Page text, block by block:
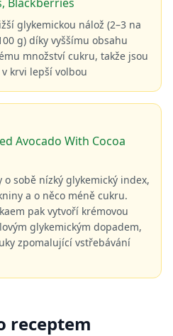
glykemickou nálož (2–3 na
g) díky vyššímu obsahu
množství cukru, takže jsou
krvi lepší volbou
Avocado With Cocoa
sobě nízký glykemický index,
a o něco méně cukru.
pak vytvoří krémovou
glykemickým dopadem,
zpomalující vstřebávání
receptem